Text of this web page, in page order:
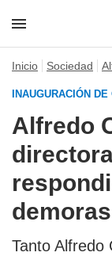
Inicio Sociedad
INAUGURACIÓN
Alfredo
Tanto Alfredo